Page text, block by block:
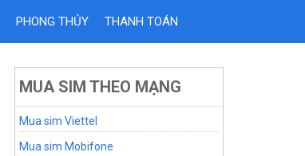
PHONG THỦY THANH TOÁN
MUA SIM THEO MẠNG
Mua sim Viettel
Mua sim Mobifone